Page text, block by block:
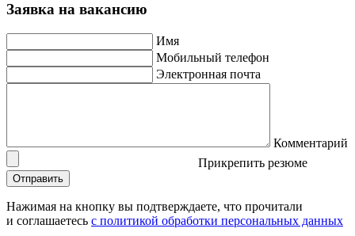
Заявка на вакансию
Имя
Мобильный телефон
Электронная почта
Комментарий
Прикрепить резюме
Нажимая на кнопку вы подтверждаете, что прочитали
и соглашаетесь с политикой обработки персональных данных